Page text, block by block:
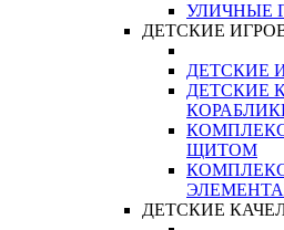
УЛИЧНЫЕ
ДЕТСКИЕ
ДЕТСКИЕ
ДЕТСКИЕ
ЩИТОМ
ДЕТСКИЕ